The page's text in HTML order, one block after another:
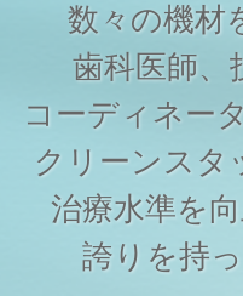
数々の機材
歯科医師、
コーディネー
クリーンスタ
治療水準を
誇りを持